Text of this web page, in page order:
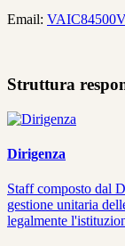
Email:
Struttura
Dirigenza
Staff composto dal
gestione unitaria
legalmente